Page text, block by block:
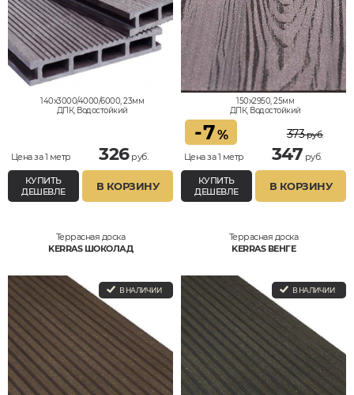
140x3000/4000/6000, 23мм
ДПК, Водостойкий
Цена за 1 метр 326руб.
КУПИТЬ
ДЕШЕВЛЕ
В КОРЗИНУ
150x2950, 25мм
ДПК, Водостойкий
-7%
Цена за 1 метр
373руб.
347 руб.
КУПИТЬ
ДЕШЕВЛЕ
В КОРЗИНУ
Террасная доска
KERRAS ШОКОЛАД
В НАЛИЧИИ
Террасная доска
KERRAS ВЕНГЕ
В НАЛИЧИИ